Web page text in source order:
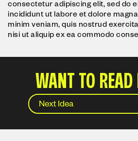
consectetur adipiscing elit, sed do
incididunt ut labore et dolore
minim veniam, quis nostrud
nisi ut aliquip ex ea commodo
WANT TO
Next Idea